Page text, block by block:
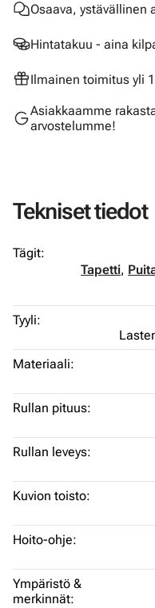
Osaava, ystävällinen
Hintatakuu - aina
Ilmainen toimitus yli
Asiakkaamme
arvostelumme!
Tekniset tiedot
Tägit:
Tapetti,
Tyyli:
Materiaali:
Rullan pituus:
Rullan leveys:
Kuvion toisto:
Hoito-ohje:
Ympäristö &
merkinnät: